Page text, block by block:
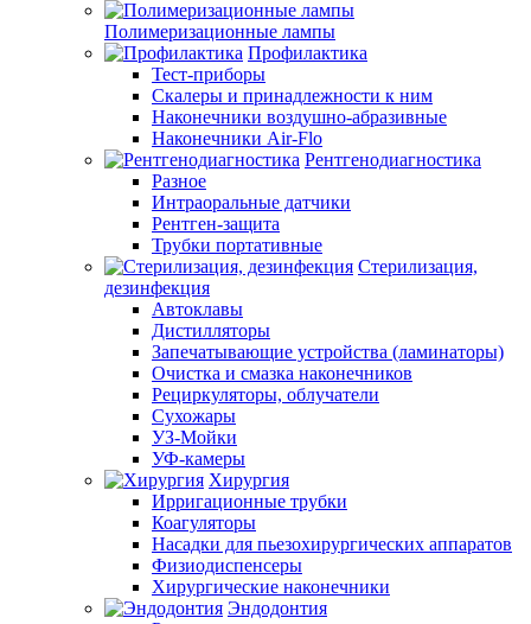
Полимеризационные лампы
Профилактика
Тест-приборы
Скалеры и принадлежности к ним
Наконечники воздушно-абразивные
Наконечники Air-Flo
Рентгенодиагностика
Разное
Интраоральные датчики
Рентген-защита
Трубки портативные
Стерилизация,
дезинфекция
Автоклавы
Дистилляторы
Запечатывающие устройства (ламинаторы)
Очистка и смазка наконечников
Рециркуляторы, облучатели
Сухожары
УЗ-Мойки
УФ-камеры
Хирургия
Ирригационные трубки
Коагуляторы
Насадки для пьезохирургических аппаратов
Физиодиспенсеры
Хирургические наконечники
Эндодонтия